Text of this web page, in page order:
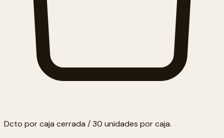
Dcto por caja cerrada / 30 unidades por caja.